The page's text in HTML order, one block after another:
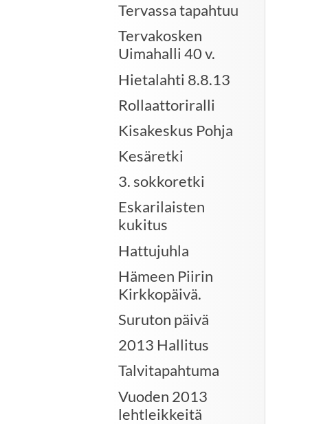
Tervassa tapahtuu
Tervakosken
Uimahalli 40 v.
Hietalahti 8.8.13
Rollaattoriralli
Kisakeskus Pohja
Kesäretki
3. sokkoretki
Eskarilaisten
kukitus
Hattujuhla
Hämeen Piirin
Kirkkopäivä.
Suruton päivä
2013 Hallitus
Talvitapahtuma
Vuoden 2013
lehtleikkeitä